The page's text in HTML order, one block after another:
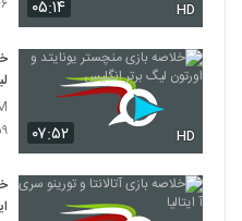
۰۵:۱۴ HD
۰۷:۵۲ HD